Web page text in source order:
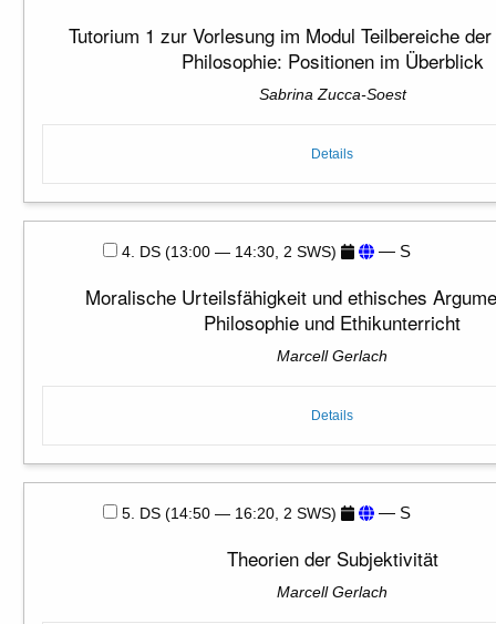
Tutorium 1 zur Vorlesung im Modul Teilbereiche
Philosophie: Positionen im Überblick
Sabrina Zucca-Soest
Details
4. DS (13:00 — 14:30, 2 SWS) — S
Moralische Urteilsfähigkeit und ethisches
Philosophie und Ethikunterricht
Marcell Gerlach
Details
5. DS (14:50 — 16:20, 2 SWS) — S
Theorien der Subjektivität
Marcell Gerlach